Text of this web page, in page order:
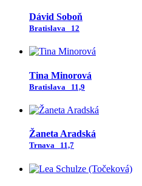
Dávid Soboň
Bratislava 12
Tina Minorová
Bratislava 11,9
Žaneta Aradská
Trnava 11,7